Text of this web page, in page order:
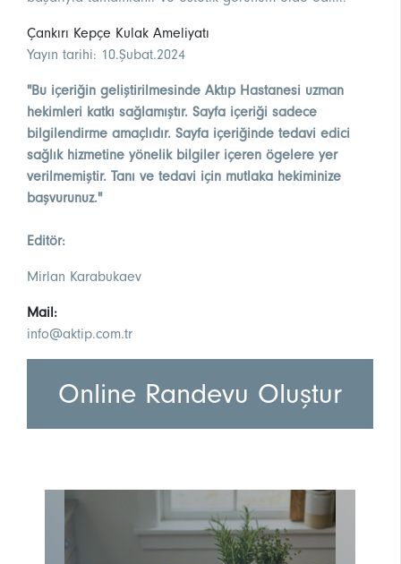
Çankırı Kepçe Kulak Ameliyatı
Yayın tarihi: 10.Şubat.2024
"Bu içeriğin geliştirilmesinde Aktıp Hastanesi uzman
hekimleri katkı sağlamıştır. Sayfa içeriği sadece
bilgilendirme amaçlıdır. Sayfa içeriğinde tedavi edici
sağlık hizmetine yönelik bilgiler içeren ögelere yer
verilmemiştir. Tanı ve tedavi için mutlaka hekiminize
başvurunuz."
Editör:
Mirlan Karabukaev
Mail:
info@aktip.com.tr
Online Randevu Oluştur